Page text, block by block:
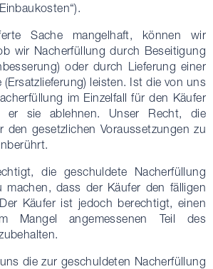
Sache mangelhaft, können wir
wir Nacherfüllung durch Beseitigung
oder durch Lieferung einer
(Ersatzlieferung) leisten. Ist die von uns
im Einzelfall für den Käufer
er sie ablehnen. Unser Recht, die
den gesetzlichen Voraussetzungen zu
die geschuldete Nacherfüllung
machen, dass der Käufer den fälligen
Käufer ist jedoch berechtigt, einen
Mangel angemessenen Teil des
die zur geschuldeten Nacherfüllung